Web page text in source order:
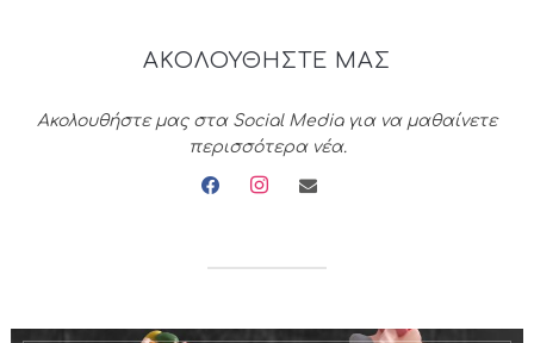
ΑΚΟΛΟΥΘΗΣΤΕ ΜΑΣ
Ακολουθήστε μας στα Social Media για να μαθαίνετε
περισσότερα νέα.
facebookinstagramenvelope